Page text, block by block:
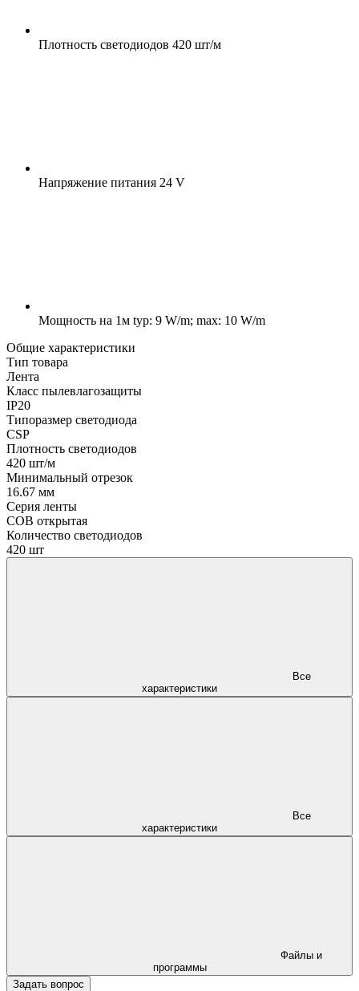
Плотность светодиодов 420 шт/м
Напряжение питания 24 V
Мощность на 1м typ: 9 W/m; max: 10 W/m
Общие характеристики
Тип товара
Лента
Класс пылевлагозащиты
IP20
Типоразмер светодиода
CSP
Плотность светодиодов
420 шт/м
Минимальный отрезок
16.67 мм
Серия ленты
COB открытая
Количество светодиодов
420 шт
характеристики
характеристики
программы
Задать вопрос